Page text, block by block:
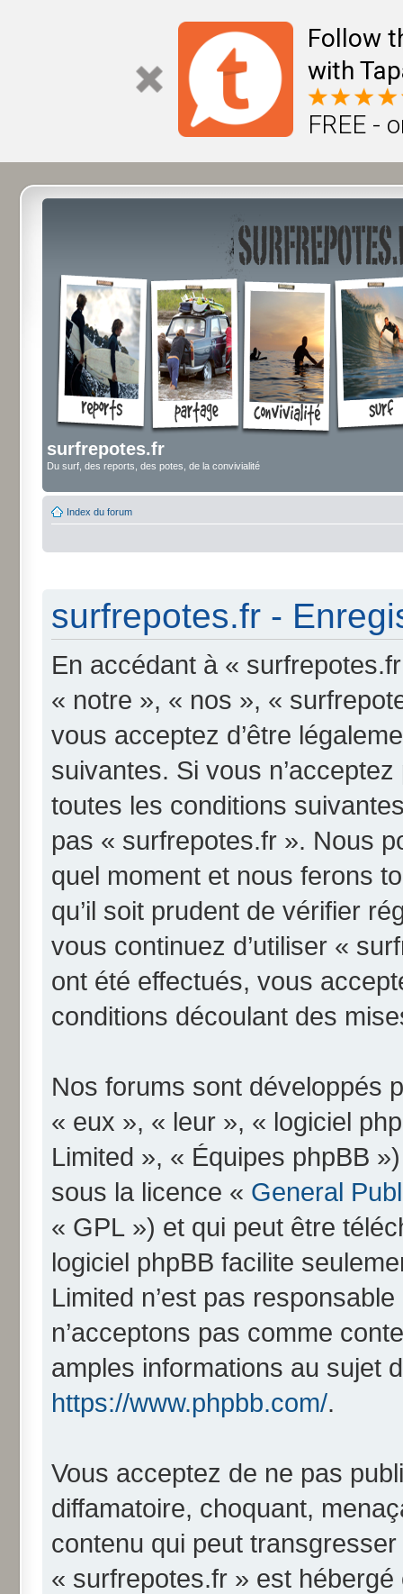
Follow
with
FREE -
surfrepotes.fr
Du surf, des reports, des potes, de la convivialité
Index du forum
surfrepotes.fr -
En accédant à «
« notre », « nos », «
vous acceptez d’être
suivantes. Si vous
toutes les conditions
pas « surfrepotes.fr ». Nous
quel moment et nous ferons
qu’il soit prudent de vérifier
vous continuez d’utiliser «
ont été effectués, vous
conditions découlant des
Nos forums sont développés
« eux », « leur », « logiciel
Limited », « Équipes phpBB
sous la licence « General
« GPL ») et qui peut être
logiciel phpBB facilite
Limited n’est pas
n’acceptons pas comme
amples informations au sujet
https://www.phpbb.com/.
Vous acceptez de ne pas
diffamatoire, choquant,
contenu qui peut
« surfrepotes.fr » est